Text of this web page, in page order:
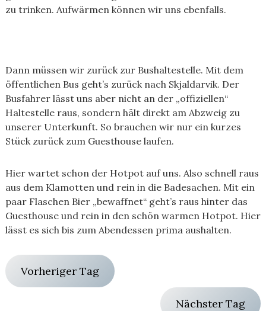
zu trinken. Aufwärmen können wir uns ebenfalls.
Dann müssen wir zurück zur Bushaltestelle. Mit dem
öffentlichen Bus geht’s zurück nach Skjaldarvik. Der
Busfahrer lässt uns aber nicht an der „offiziellen“
Haltestelle raus, sondern hält direkt am Abzweig zu
unserer Unterkunft. So brauchen wir nur ein kurzes
Stück zurück zum Guesthouse laufen.
Hier wartet schon der Hotpot auf uns. Also schnell raus
aus dem Klamotten und rein in die Badesachen. Mit ein
paar Flaschen Bier „bewaffnet“ geht’s raus hinter das
Guesthouse und rein in den schön warmen Hotpot. Hier
lässt es sich bis zum Abendessen prima aushalten.
Vorheriger Tag
Nächster Tag